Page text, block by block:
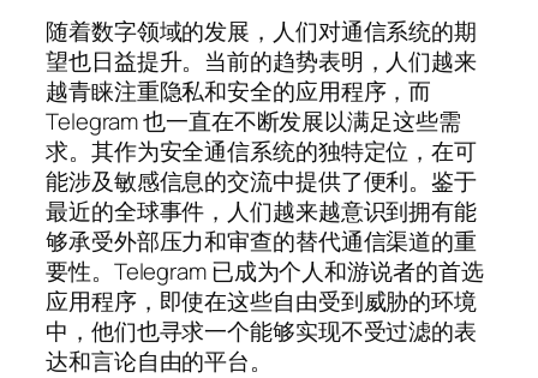
随着数字领域的发展，人们对通信系统的期
望也日益提升。当前的趋势表明，人们越来
越青睐注重隐私和安全的应用程序，而
Telegram 也一直在不断发展以满足这些需
求。其作为安全通信系统的独特定位，在可
能涉及敏感信息的交流中提供了便利。鉴于
最近的全球事件，人们越来越意识到拥有能
够承受外部压力和审查的替代通信渠道的重
要性。Telegram 已成为个人和游说者的首选
应用程序，即使在这些自由受到威胁的环境
中，他们也寻求一个能够实现不受过滤的表
达和言论自由的平台。